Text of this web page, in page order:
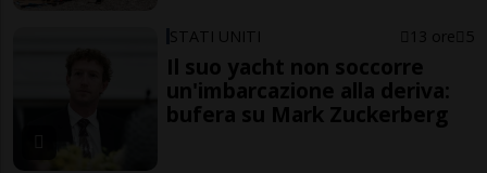
STATI UNITI 13 ore 5
Il suo yacht non soccorre
un'imbarcazione alla deriva:
bufera su Mark Zuckerberg